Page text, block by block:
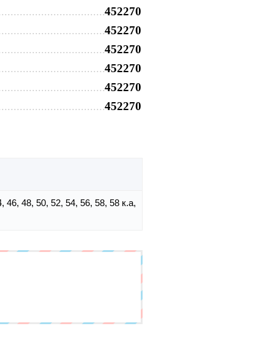
452270
452270
452270
452270
452270
452270
46, 48, 50, 52, 54, 56, 58, 58 к.а,